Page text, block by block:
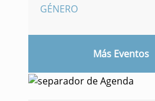
GÉNERO
Más Eventos